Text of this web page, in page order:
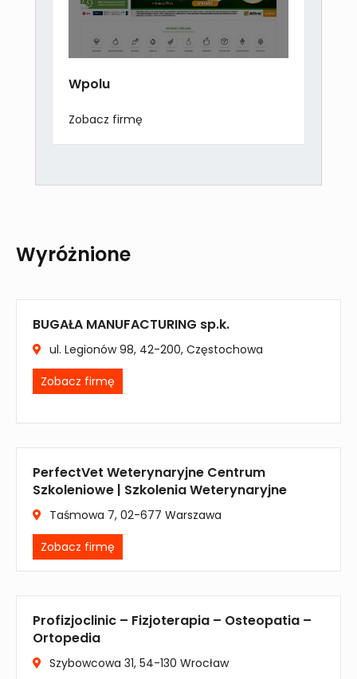
Wpolu
Zobacz firmę
Wyróżnione
BUGAŁA MANUFACTURING sp.k.
ul. Legionów 98, 42-200, Częstochowa
Zobacz firmę
PerfectVet Weterynaryjne Centrum
Szkoleniowe | Szkolenia Weterynaryjne
Taśmowa 7, 02-677 Warszawa
Zobacz firmę
Profizjoclinic – Fizjoterapia – Osteopatia –
Ortopedia
Szybowcowa 31, 54-130 Wrocław